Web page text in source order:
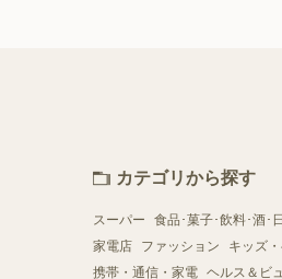
カテゴリから探す
スーパー 食品･菓子･飲料･酒･
家電店
ファッション キッズ
携帯・通信・家電 ヘルス＆ビ